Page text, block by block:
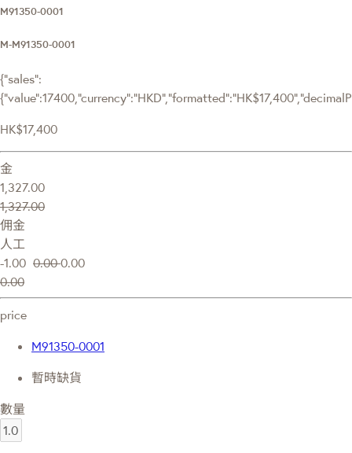
M91350-0001
M-M91350-0001
{"sales":
HK$17,400
金
1,327.00
1,327.00
佣金
人工
-1.00 0.000.00
0.00
price
M91350-0001
暫時缺貨
數量